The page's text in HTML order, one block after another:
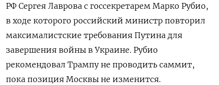
РФ Сергея Лаврова с госсекретарем Марко Рубио,
в ходе которого российский министр повторил
максималистские требования Путина для
завершения войны в Украине. Рубио
рекомендовал Трампу не проводить саммит,
пока позиция Москвы не изменится.